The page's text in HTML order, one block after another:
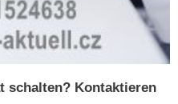
schalten? Kontaktieren